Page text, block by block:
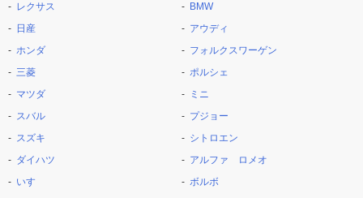
レクサス
日産
ホンダ
三菱
マツダ
スバル
スズキ
ダイハツ
いすゞ
BMW
アウディ
フォルクスワーゲン
ポルシェ
ミニ
プジョー
シトロエン
アルファ ロメオ
ボルボ